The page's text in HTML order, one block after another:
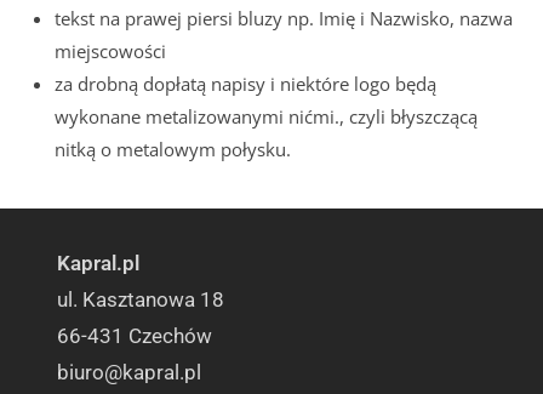
tekst na prawej piersi bluzy np. Imię i Nazwisko, nazwa
miejscowości
za drobną dopłatą napisy i niektóre logo będą
wykonane metalizowanymi nićmi., czyli błyszczącą
nitką o metalowym połysku.
Kapral.pl
ul. Kasztanowa 18
66-431 Czechów
biuro@kapral.pl